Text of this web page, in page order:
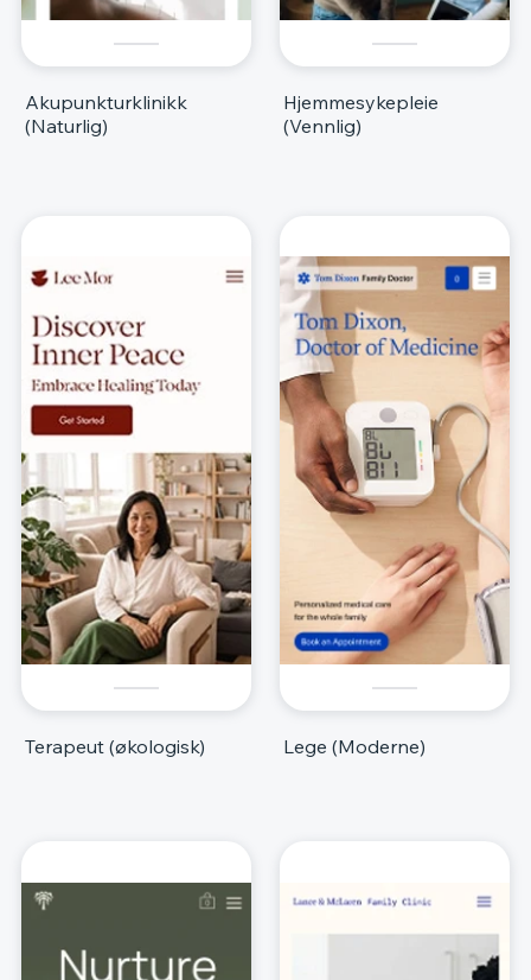
Akupunkturklinikk
(Naturlig)
Hjemmesykepleie
(Vennlig)
Terapeut (økologisk) Lege (Moderne)